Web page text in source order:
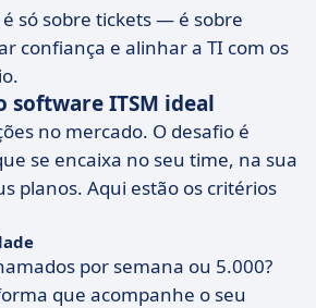
só sobre tickets — é sobre
confiança e alinhar a TI com os
software ITSM ideal
no mercado. O desafio é
se encaixa no seu time, na sua
planos. Aqui estão os critérios
por semana ou 5.000?
que acompanhe o seu